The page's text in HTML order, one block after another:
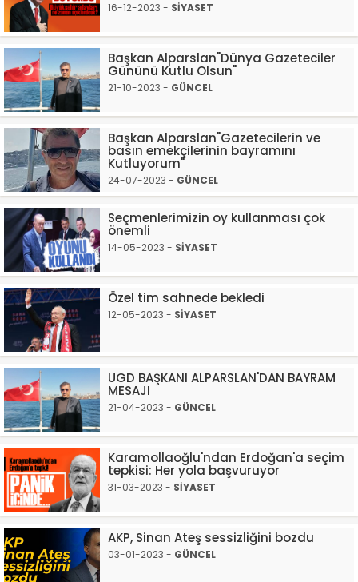
16-12-2023 - SİYASET
Başkan Alparslan"Dünya Gazeteciler
Gününü Kutlu Olsun"
21-10-2023 - GÜNCEL
Başkan Alparslan"Gazetecilerin ve
basın emekçilerinin bayramını
Kutluyorum"
24-07-2023 - GÜNCEL
Seçmenlerimizin oy kullanması çok
önemli
14-05-2023 - SİYASET
Özel tim sahnede bekledi
12-05-2023 - SİYASET
UGD BAŞKANI ALPARSLAN'DAN BAYRAM
MESAJI
21-04-2023 - GÜNCEL
Karamollaoğlu'ndan Erdoğan'a seçim
tepkisi: Her yola başvuruyor
31-03-2023 - SİYASET
AKP, Sinan Ateş sessizliğini bozdu
03-01-2023 - GÜNCEL